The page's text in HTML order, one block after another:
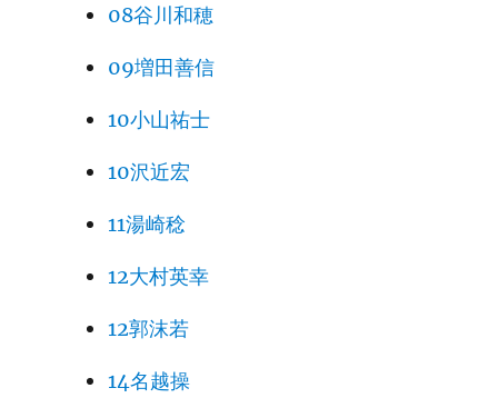
08谷川和穂
09増田善信
10小山祐士
10沢近宏
11湯崎稔
12大村英幸
12郭沫若
14名越操